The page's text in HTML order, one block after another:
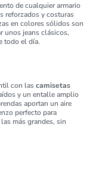
de cualquier armario
reforzados y costuras
en colores sólidos son
unos jeans clásicos,
todo el día.
con lascamisetas
y un entalle amplio
aportan un aire
perfecto para
más grandes, sin